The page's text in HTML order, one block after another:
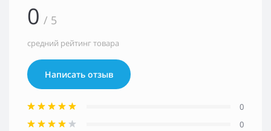
0 / 5
средний рейтинг товара
Написать отзыв
0
0